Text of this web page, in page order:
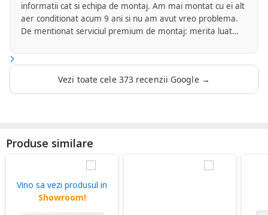
informatii cat si echipa de montaj. Am mai montat cu ei alt
aer conditionat acum 9 ani si nu am avut vreo problema.
De mentionat serviciul premium de montaj: merita luat
Vezi toate cele 373 recenzii Google →
Produse similare
Vino sa vezi produsul in
Showroom!